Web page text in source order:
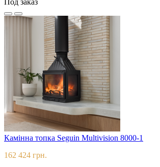
Под заказ
Камінна топка Seguin Multivision 8000-1
162 424 грн.